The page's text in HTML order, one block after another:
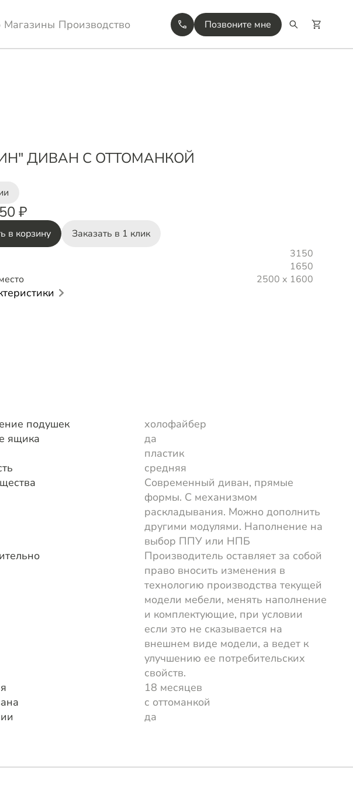
Магазины Производство Позвоните мне
ДИВАН С ОТТОМАНКОЙ
₽
в корзину
Заказать в 1 клик
3150
1650
2500 х 1600
подушек
холофайбер
ящика
да
пластик
средняя
Современный диван, прямые
формы. С механизмом
раскладывания. Можно дополнить
другими модулями. Наполнение на
выбор ППУ или НПБ
Производитель оставляет за собой
право вносить изменения в
технологию производства текущей
модели мебели, менять наполнение
и комплектующие, при условии
если это не сказывается на
внешнем виде модели, а ведет к
улучшению ее потребительских
свойств.
18 месяцев
с оттоманкой
да